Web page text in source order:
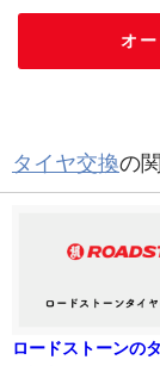
オ
タイヤ交換の
ロードストーンの